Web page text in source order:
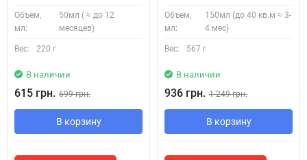
Объем,
мл:
50мл ( ≈ до 12
месяцев)
Вес: 220 г
В наличии
615 грн. 699 грн.
В корзину
Объем,
мл:
150мл (до 40 кв.м ≈ 3-
4 мес)
Вес: 567 г
В наличии
936 грн. 1 249 грн.
В корзину